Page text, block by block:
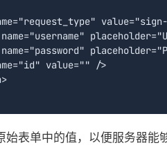
value="" />
表单中的值，以便服务器能